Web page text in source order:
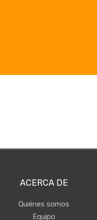
ACERCA DE
Quiénes somos
Equipo